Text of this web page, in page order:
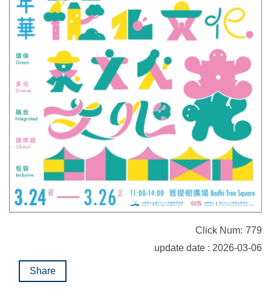
Click Num: 779
update date : 2026-03-06
Share